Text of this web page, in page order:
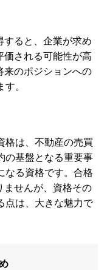
ると、企業が求め
価される可能性が高
来のポジションへの
。
格は、不動産の売買
の基盤となる重要事
なる資格です。合格
ませんが、資格その
点は、大きな魅力で